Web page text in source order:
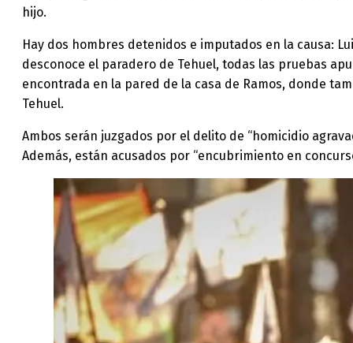
hijo.
Hay dos hombres detenidos e imputados en la causa:
desconoce el paradero de Tehuel, todas las pruebas
encontrada en la pared de la casa de Ramos, donde
Tehuel.
Ambos serán juzgados por el delito de “homicidio
Además, están acusados por “encubrimiento en